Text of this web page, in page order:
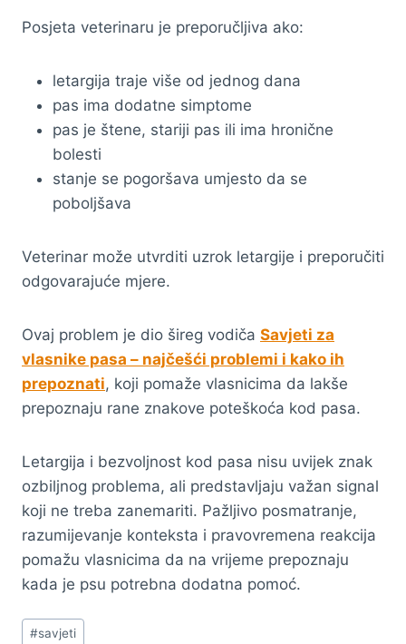
Posjeta veterinaru je preporučljiva ako:
letargija traje više od jednog dana
pas ima dodatne simptome
pas je štene, stariji pas ili ima hronične
bolesti
stanje se pogoršava umjesto da se
poboljšava
Veterinar može utvrditi uzrok letargije i preporučiti
odgovarajuće mjere.
Ovaj problem je dio šireg vodiča Savjeti za
vlasnike pasa – najčešći problemi i kako ih
prepoznati, koji pomaže vlasnicima da lakše
prepoznaju rane znakove poteškoća kod pasa.
Letargija i bezvoljnost kod pasa nisu uvijek znak
ozbiljnog problema, ali predstavljaju važan signal
koji ne treba zanemariti. Pažljivo posmatranje,
razumijevanje konteksta i pravovremena reakcija
pomažu vlasnicima da na vrijeme prepoznaju
kada je psu potrebna dodatna pomoć.
Post
#savjeti